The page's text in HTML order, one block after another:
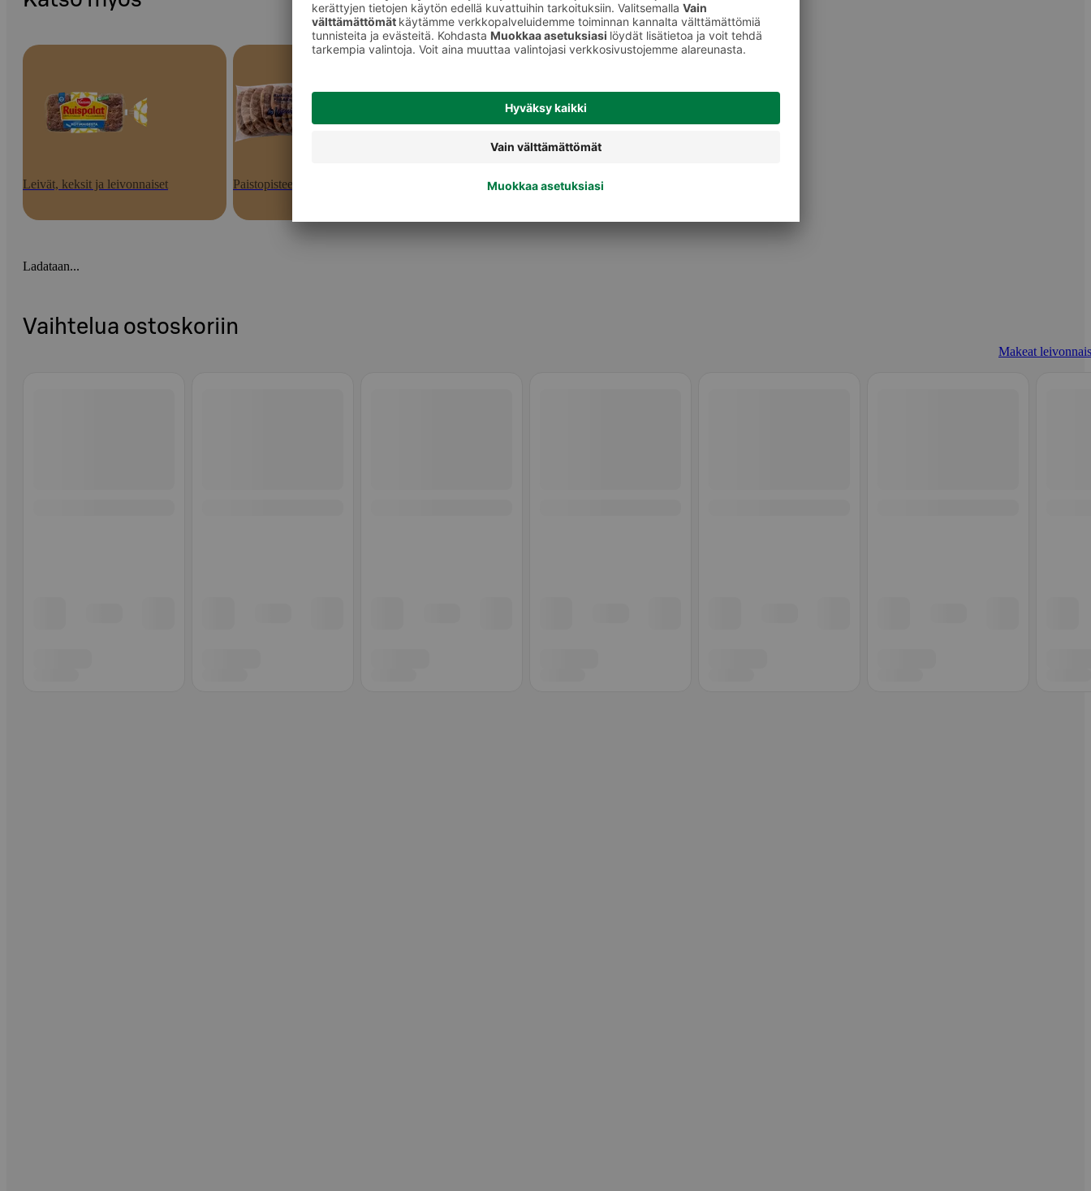
Leivät, keksit ja leivonnaiset Paistopisteen tuotteet Makeat leivonnaiset
Ladataan...
Vaihtelua ostoskoriin
Makeat